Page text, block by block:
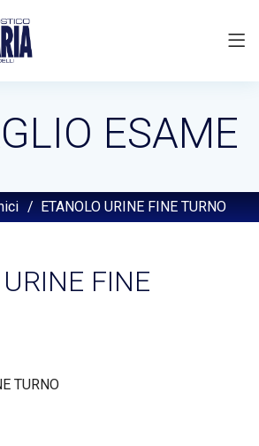
ESAME
/ ETANOLO URINE FINE TURNO
FINE
TURNO